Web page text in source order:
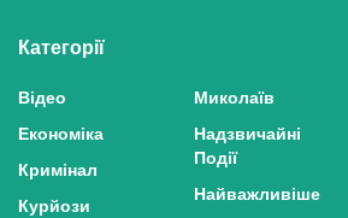
Категорії
Відео
Економіка
Кримінал
Курйози
Миколаїв
Надзвичайні
Події
Найважливіше